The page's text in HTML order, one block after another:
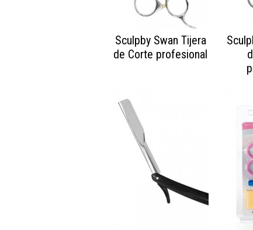
Sculpby Swan Tijera
de Corte profesional